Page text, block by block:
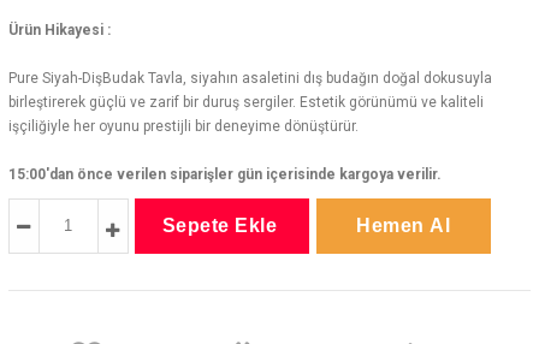
Ürün Hikayesi :
Pure Siyah-DişBudak Tavla, siyahın asaletini dış budağın doğal dokusuyla
birleştirerek güçlü ve zarif bir duruş sergiler. Estetik görünümü ve kaliteli
işçiliğiyle her oyunu prestijli bir deneyime dönüştürür.
15:00'dan önce verilen siparişler gün içerisinde kargoya verilir.